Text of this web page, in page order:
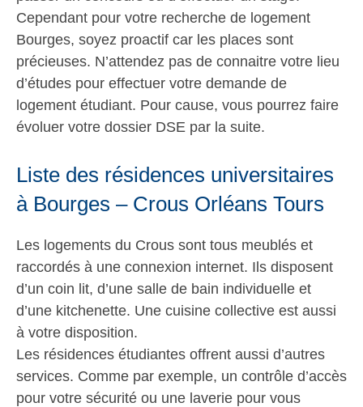
Cependant pour votre recherche de logement
Bourges, soyez proactif car les places sont
précieuses. N’attendez pas de connaitre votre lieu
d’études pour effectuer votre demande de
logement étudiant. Pour cause, vous pourrez faire
évoluer votre dossier DSE par la suite.
Liste des résidences universitaires
à Bourges – Crous Orléans Tours
Les logements du Crous sont tous meublés et
raccordés à une connexion internet. Ils disposent
d’un coin lit, d’une salle de bain individuelle et
d’une kitchenette. Une cuisine collective est aussi
à votre disposition.
Les résidences étudiantes offrent aussi d’autres
services. Comme par exemple, un contrôle d’accès
pour votre sécurité ou une laverie pour vous